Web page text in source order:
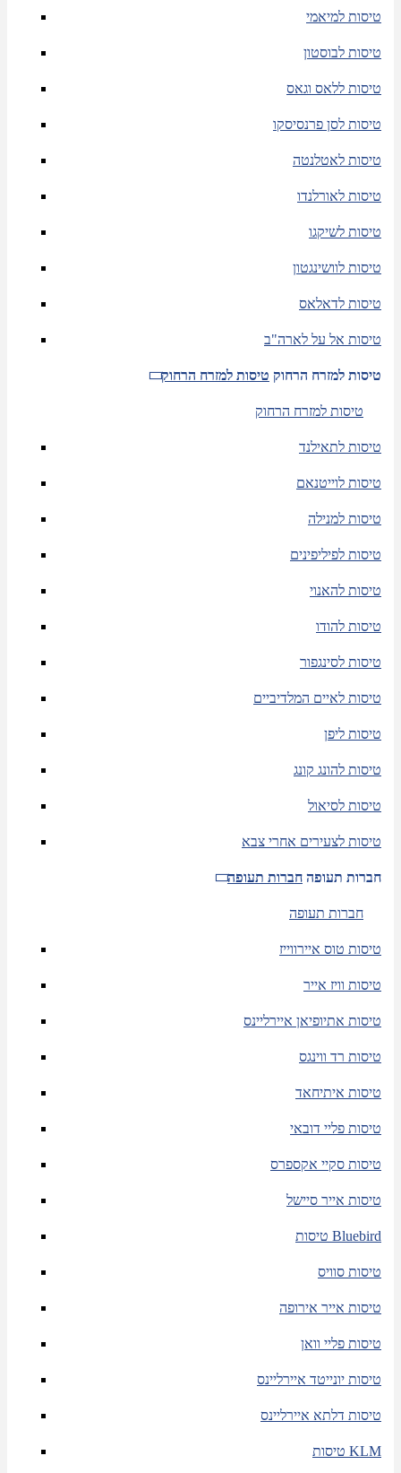
טיסות למיאמי
טיסות לבוסטון
טיסות ללאס וגאס
טיסות לסן פרנסיסקו
טיסות לאטלנטה
טיסות לאורלנדו
טיסות לשיקגו
טיסות לוושינגטון
טיסות לדאלאס
טיסות אל על לארה"ב
טיסות למזרח הרחוק טיסות למזרח הרחוק
טיסות למזרח הרחוק
טיסות לתאילנד
טיסות לוייטנאם
טיסות למנילה
טיסות לפיליפינים
טיסות להאנוי
טיסות להודו
טיסות לסינגפור
טיסות לאיים המלדיביים
טיסות ליפן
טיסות להונג קונג
טיסות לסיאול
טיסות לצעירים אחרי צבא
חברות תעופה חברות תעופה
חברות תעופה
טיסות טוס איירווייז
טיסות וויז אייר
טיסות אתיופיאן איירליינס
טיסות רד ווינגס
טיסות איתיחאד
טיסות פליי דובאי
טיסות סקיי אקספרס
טיסות אייר סיישל
טיסות Bluebird
טיסות סוויס
טיסות אייר אירופה
טיסות פליי וואן
טיסות יונייטד איירליינס
טיסות דלתא איירליינס
טיסות KLM